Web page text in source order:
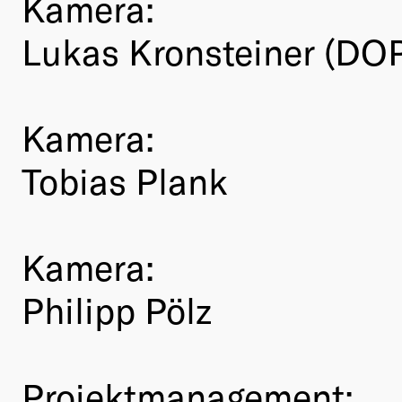
Lukas Kronsteiner
Kamera:
Tobias Plank
Kamera:
Philipp Pölz